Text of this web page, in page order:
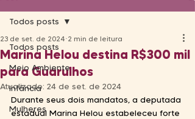
Todos posts
Meio Ambiente
Infância
Mulheres
Todos posts
Marina Helou destina R$300 mil
para Guarulhos
23 de set. de 2024 2 min de leitura
Atualizado: 24 de set. de 2024
Durante seus dois mandatos, a deputada
estadual Marina Helou estabeleceu forte